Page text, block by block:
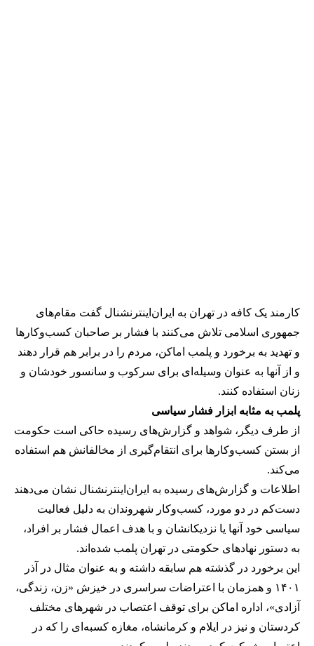
کارمند یک کافه در تهران به ایران‌اینترنشنال گفت مقام‌های
جمهوری اسلامی تلاش می‌کنند با فشار بر صاحبان کسب‌وکارها
و تهدید به برخورد و پلمب اماکن، مردم را در برابر هم قرار دهند
و از آنها به عنوان وسیله‌ای برای سرکوب و سانسور خودشان و
زنان استفاده کنند.
پلمب به مثابه ابزار فشار سیاسی
از طرف دیگر، شواهد و گزارش‌های رسیده حاکی است حکومت
از بستن کسب‌وکارها برای انتقام‌گیری از مخالفانش هم استفاده
می‌کند.
اطلاعات و گزارش‌های رسیده به ایران‌اینترنشنال نشان می‌دهند
دست‌کم در دو مورد، کسب‌وکار شهروندان به دلیل فعالیت
سیاسی خود آنها یا نزدیکانشان و با هدف اعمال فشار بر افراد،
به دستور نهادهای حکومتی در تهران پلمب شده‌اند.
این برخورد در گذشته هم سابقه داشته و به عنوان مثال در آذر
۱۴۰۱ و همزمان با اعتراضات سراسری در خیزش «زن، زندگی،
آزادی»، اداره اماکن برای توقف اعتصاب در شهرهای مختلف
کردستان و نیز در ایلام و کرمانشاه، مغازه کسبه‌ای را که در